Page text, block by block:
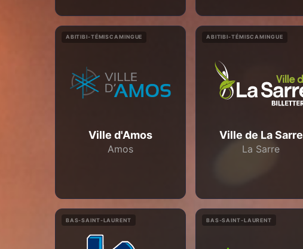
ABITIBI-TÉMISCAMINGUE
Ville d'Amos
Amos
ABITIBI-TÉMISCAMINGUE
Ville de La Sarre
La Sarre
BAS-SAINT-LAURENT BAS-SAINT-LAURENT